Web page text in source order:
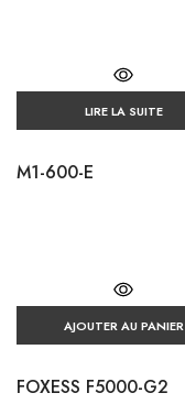
LIRE LA SUITE
M1-600-E
AJOUTER AU PANIER
FOXESS F5000-G2